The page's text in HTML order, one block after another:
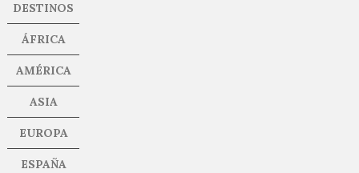
DESTINOS
ÁFRICA
AMÉRICA
ASIA
EUROPA
ESPAÑA